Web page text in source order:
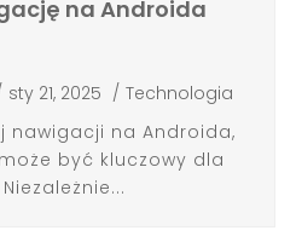
na Androida
sty 21, 2025 / Technologia
nawigacji na Androida,
być kluczowy dla